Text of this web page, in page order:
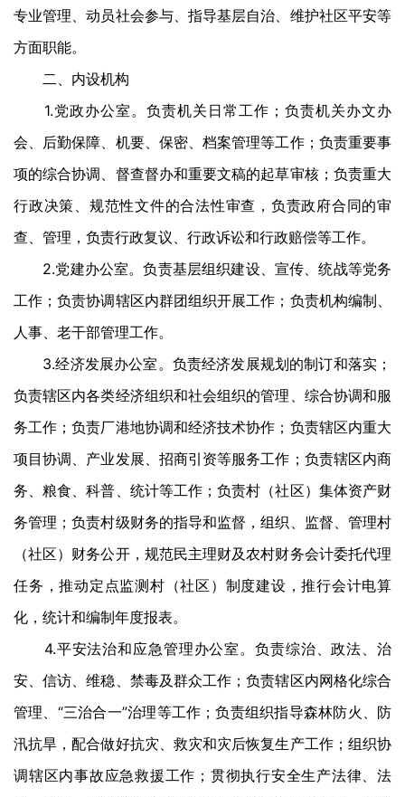
专业管理、动员社会参与、指导基层自治、维护社区平安等
方面职能。
二、内设机构
1.党政办公室。负责机关日常工作；负责机关办文办
会、后勤保障、机要、保密、档案管理等工作；负责重要事
项的综合协调、督查督办和重要文稿的起草审核；负责重大
行政决策、规范性文件的合法性审查，负责政府合同的审
查、管理，负责行政复议、行政诉讼和行政赔偿等工作。
2.党建办公室。负责基层组织建设、宣传、统战等党务
工作；负责协调辖区内群团组织开展工作；负责机构编制、
人事、老干部管理工作。
3.经济发展办公室。负责经济发展规划的制订和落实；
负责辖区内各类经济组织和社会组织的管理、综合协调和服
务工作；负责厂港地协调和经济技术协作；负责辖区内重大
项目协调、产业发展、招商引资等服务工作；负责辖区内商
务、粮食、科普、统计等工作；负责村（社区）集体资产财
务管理；负责村级财务的指导和监督，组织、监督、管理村
（社区）财务公开，规范民主理财及农村财务会计委托代理
任务，推动定点监测村（社区）制度建设，推行会计电算
化，统计和编制年度报表。
4.平安法治和应急管理办公室。负责综治、政法、治
安、信访、维稳、禁毒及群众工作；负责辖区内网格化综合
管理、“三治合一”治理等工作；负责组织指导森林防火、防
汛抗旱，配合做好抗灾、救灾和灾后恢复生产工作；组织协
调辖区内事故应急救援工作；贯彻执行安全生产法律、法